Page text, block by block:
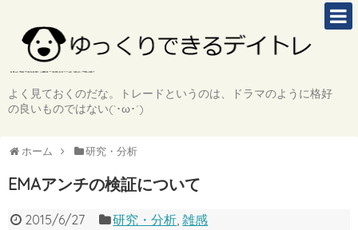
よく見ておくのだな。トレードというのは、ドラマのように格好
の良いものではない(`･ω･´)
ホーム 研究・分析
EMAアンチの検証について
2015/6/27 研究・分析 ,雑感